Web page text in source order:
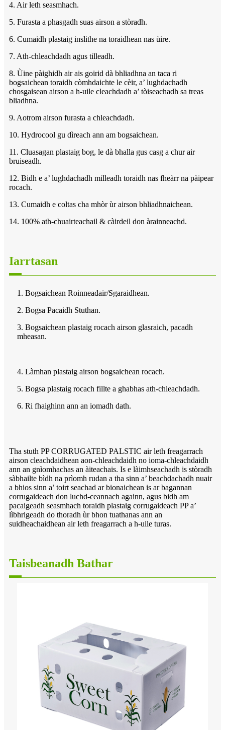
4. Air leth seasmhach.
5. Furasta a phasgadh suas airson a stòradh.
6. Cumaidh plastaig inslithe na toraidhean nas ùire.
7. Ath-chleachdadh agus tilleadh.
8. Ùine pàighidh air ais goirid dà bhliadhna an taca ri
bogsaichean toraidh còmhdaichte le cèir, a’ lughdachadh
chosgaisean airson a h-uile cleachdadh a’ tòiseachadh sa treas
bliadhna.
9. Aotrom airson furasta a chleachdadh.
10. Hydrocool gu dìreach ann am bogsaichean.
11. Cluasagan plastaig bog, le dà bhalla gus casg a chur air
bruiseadh.
12. Bidh e a’ lughdachadh milleadh toraidh nas fheàrr na pàipear
rocach.
13. Cumaidh e coltas cha mhòr ùr airson bhliadhnaichean.
14. 100% ath-chuairteachail & càirdeil don àrainneachd.
Iarrtasan
1. Bogsaichean Roinneadair/Sgaraidhean.
2. Bogsa Pacaidh Stuthan.
3. Bogsaichean plastaig rocach airson glasraich, pacadh
mheasan.
4. Làmhan plastaig airson bogsaichean rocach.
5. Bogsa plastaig rocach fillte a ghabhas ath-chleachdadh.
6. Ri fhaighinn ann an iomadh dath.
Tha stuth PP CORRUGATED PALSTIC air leth freagarrach
airson cleachdaidhean aon-chleachdaidh no ioma-chleachdaidh
ann an gnìomhachas an àiteachais. Is e làimhseachadh is stòradh
sàbhailte bìdh na prìomh rudan a tha sinn a’ beachdachadh nuair
a bhios sinn a’ toirt seachad ar bionaichean is ar bagannan
corrugaideach don luchd-ceannach againn, agus bidh am
pacaigeadh seasmhach toraidh plastaig corrugaideach PP a’
lìbhrigeadh do thoradh ùr bhon tuathanas ann an
suidheachaidhean air leth freagarrach a h-uile turas.
Taisbeanadh Bathar